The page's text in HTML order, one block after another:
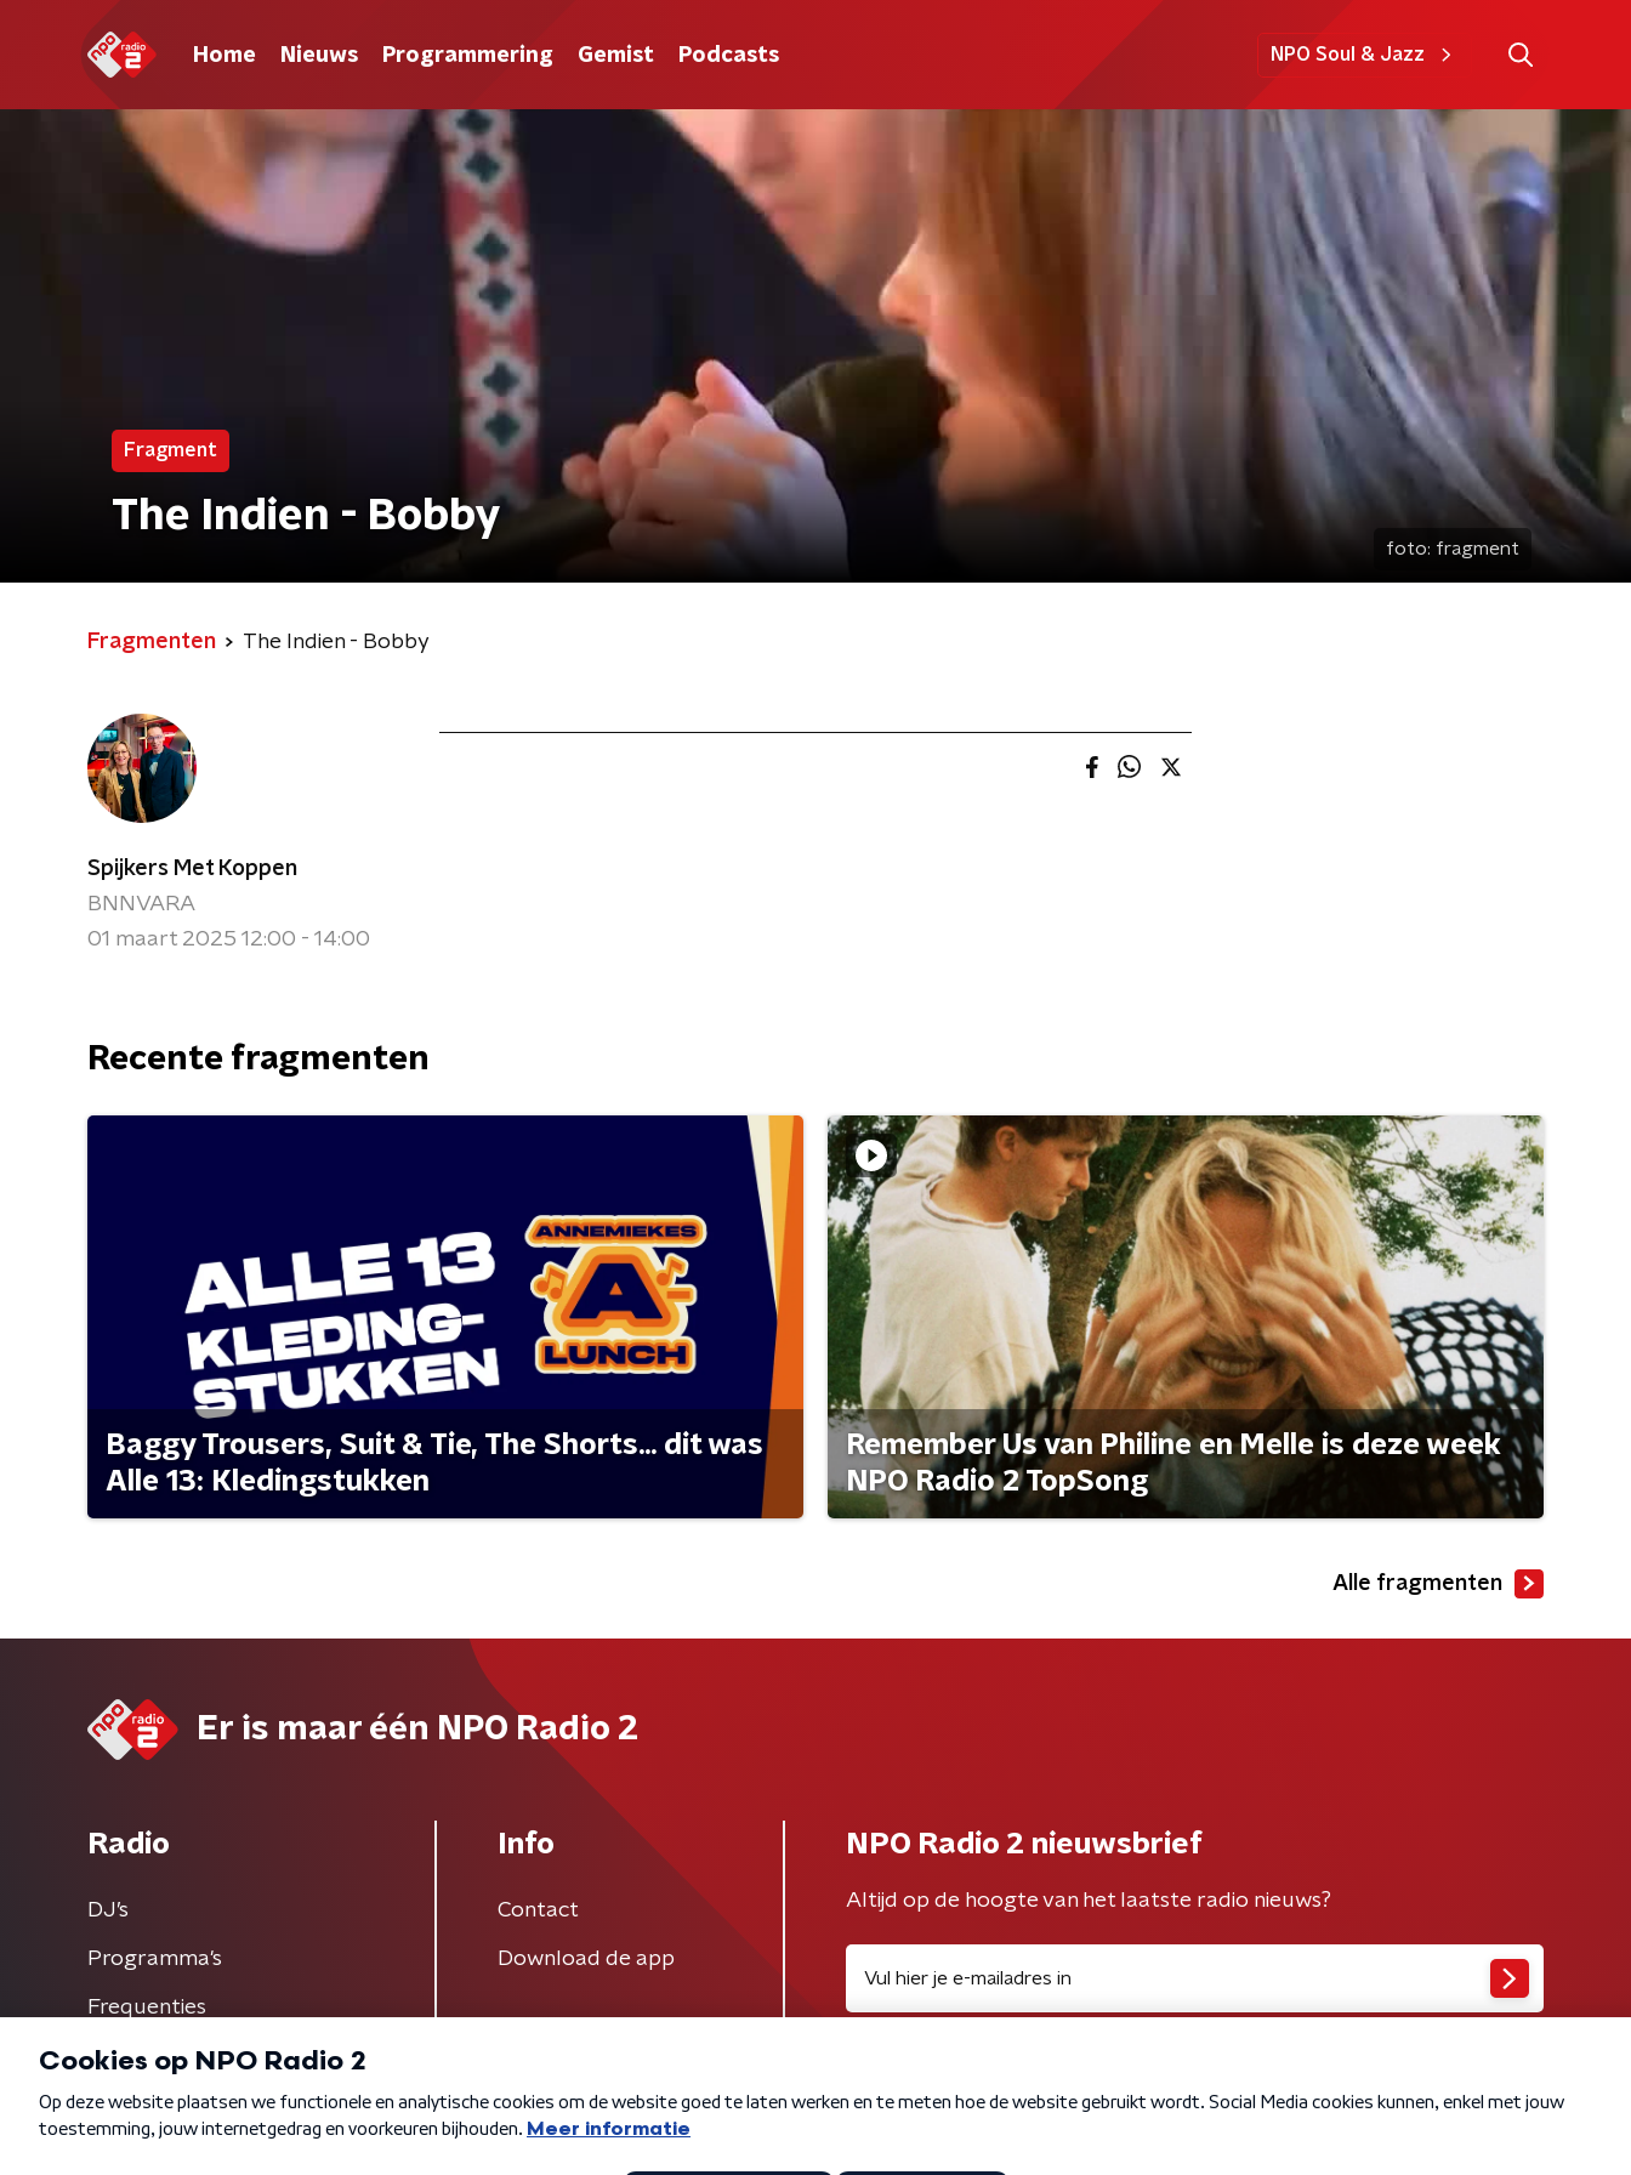
Home Nieuws Programmering Gemist Podcasts NPO Soul & Jazz
Fragment
The Indien - Bobby
foto: fragment
Fragmenten The Indien - Bobby
Spijkers Met Koppen
BNNVARA
01 maart 2025 12:00 - 14:00
Recente fragmenten
Baggy Trousers, Suit & Tie, The Shorts... dit was
Alle 13: Kledingstukken
Remember Us van Philine en Melle is deze week
NPO Radio 2 TopSong
Alle fragmenten
Er is maar één NPO Radio 2
Radio
DJ’s
Programma's
Frequenties
Info
Contact
Download de app
NPO Radio 2 nieuwsbrief
Altijd op de hoogte van het laatste radio nieuws?
Algemene voorwaarden Privacybeleid